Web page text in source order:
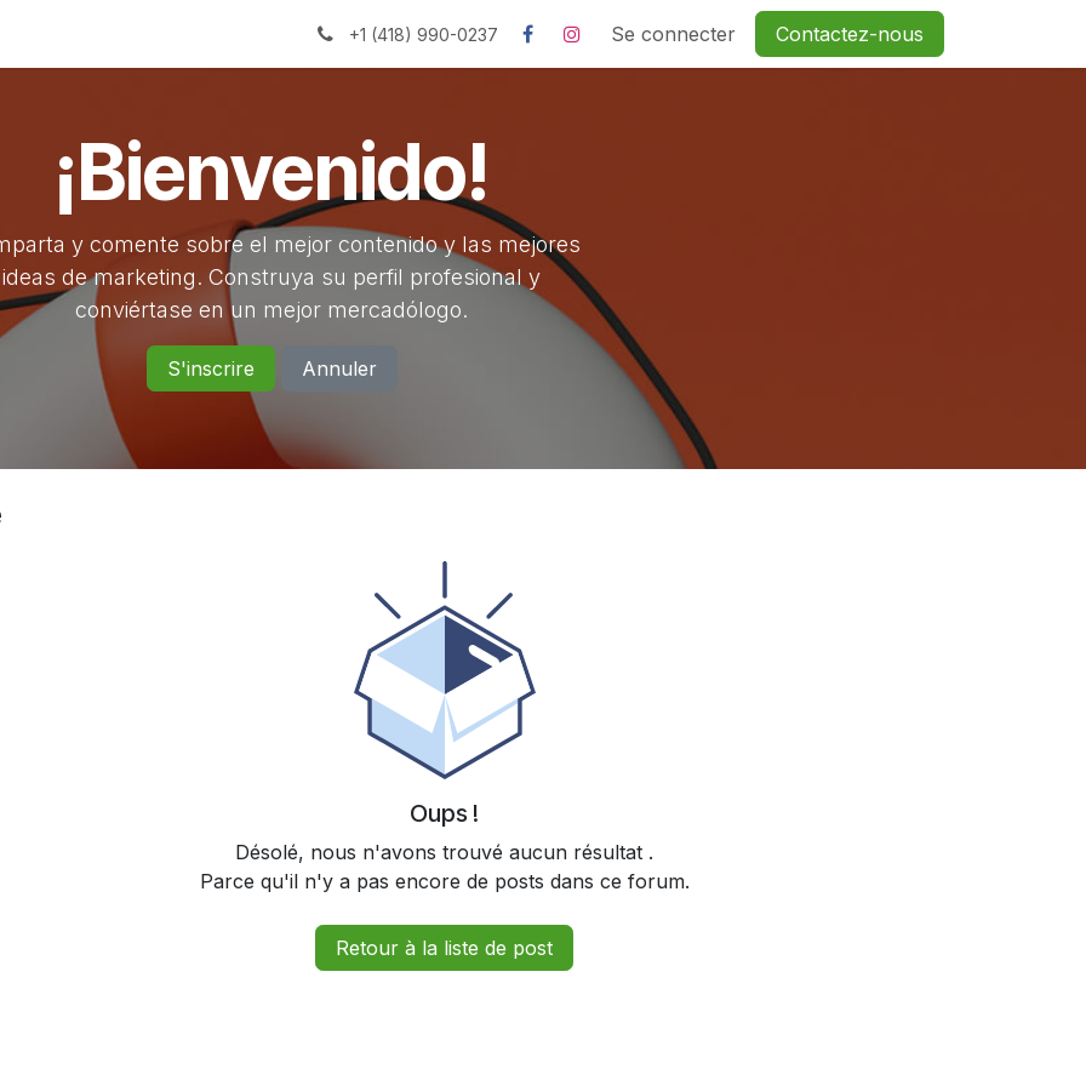
Emplois
+1 (418) 990-0237 Se connecter Contactez-nous
¡Bienvenido!
y comente sobre el mejor contenido y las mejores
ideas de marketing. Construya su perfil profesional y
conviértase en un mejor mercadólogo.
S'inscrire Annuler
Oups !
Désolé, nous n'avons trouvé aucun résultat .
Parce qu'il n'y a pas encore de posts dans ce forum.
Retour à la liste de post